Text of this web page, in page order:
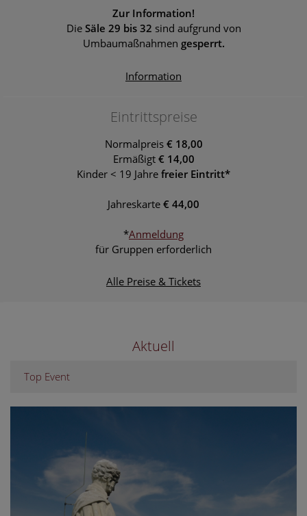
Zur Information!
Die Säle 29 bis 32 sind aufgrund von
Umbaumaßnahmen gesperrt.
Information
Eintrittspreise
Normalpreis € 18,00
Ermäßigt € 14,00
Kinder < 19 Jahre freier Eintritt*
Jahreskarte € 44,00
*Anmeldung
für Gruppen erforderlich
Alle Preise & Tickets
Aktuell
Top Event